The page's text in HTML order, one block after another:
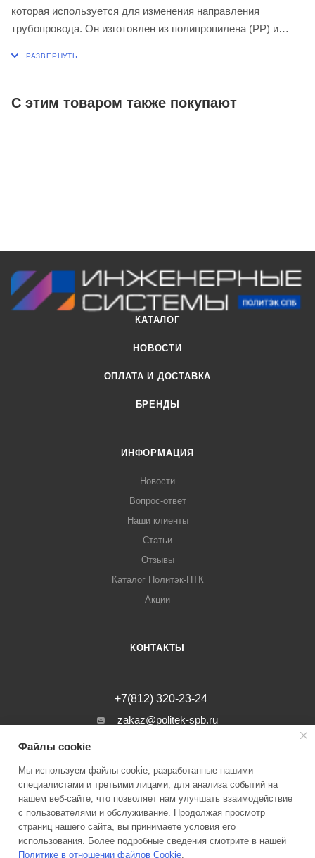
которая используется для изменения направления
трубопровода. Он изготовлен из полипропилена (PP) и
уменьшения вероятности засоров (если труба идет прямо в
С этим товаром также покупают
КАТАЛОГ
НОВОСТИ
ОПЛАТА И ДОСТАВКА
БРЕНДЫ
ИНФОРМАЦИЯ
Новости
Вопрос-ответ
Наши клиенты
Статьи
Отзывы
Каталог Политэк-ПТК
Акции
КОНТАКТЫ
+7(812) 320-23-24
zakaz@politek-spb.ru
г. Санкт-Петербург, Минеральная ул, д.
2026 © Инженерные системы Политэк СПБ Все права защищены
Файлы cookie
Мы используем файлы cookie, разработанные нашими
специалистами и третьими лицами, для анализа событий на
нашем веб-сайте, что позволяет нам улучшать взаимодействие
с пользователями и обслуживание. Продолжая просмотр
страниц нашего сайта, вы принимаете условия его
использования. Более подробные сведения смотрите в нашей
Политике в отношении файлов Cookie.